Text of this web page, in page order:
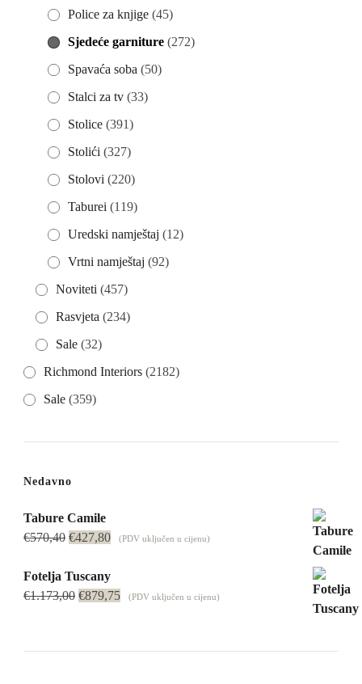
Police za knjige (45)
Sjedeće garniture (272)
Spavaća soba (50)
Stalci za tv (33)
Stolice (391)
Stolići (327)
Stolovi (220)
Taburei (119)
Uredski namještaj (12)
Vrtni namještaj (92)
Noviteti (457)
Rasvjeta (234)
Sale (32)
Richmond Interiors (2182)
Sale (359)
Nedavno
Tabure Camile
€570,40 Izvorna
bila
je:
€427,80Trenutna
je:
€427,80.
(PDV uključen u cijenu)
Fotelja Tuscany
€1.173,00 Izvorna
je:
€879,75Trenutna
€879,75.
(PDV uključen u cijenu)